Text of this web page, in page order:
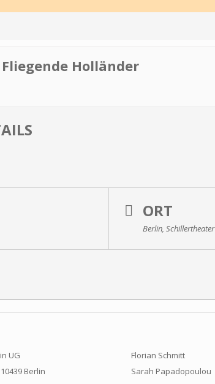
Holländer
ORT
Berlin, Schillertheater
UG
Berlin
Florian Schmitt
Sarah Papadopoulou